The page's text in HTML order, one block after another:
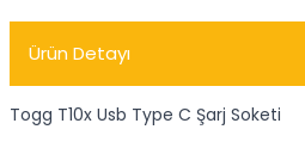
Ürün Detayı
Togg T10x Usb Type C Şarj Soketi